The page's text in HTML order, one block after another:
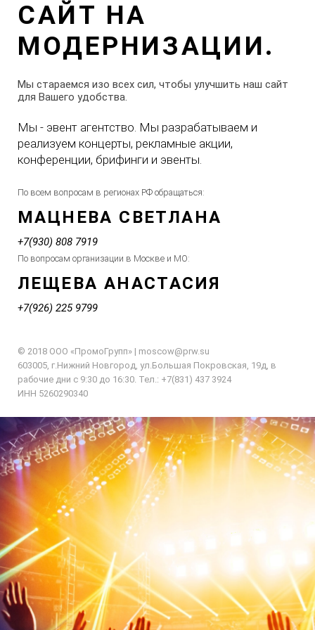
САЙТ НА
МОДЕРНИЗАЦИИ.
Мы стараемся изо всех сил, чтобы улучшить наш сайт
для Вашего удобства.
Мы - эвент агентство. Мы разрабатываем и
реализуем концерты, рекламные акции,
конференции, брифинги и эвенты.
По всем вопросам в регионах РФ обращаться:
МАЦНЕВА СВЕТЛАНА
+7(930) 808 7919
По вопросам организации в Москве и МО:
ЛЕЩЕВА АНАСТАСИЯ
+7(926) 225 9799
© 2018 ООО «ПромоГрупп» | moscow@prw.su
603005, г.Нижний Новгород, ул.Большая Покровская, 19д, в
рабочие дни с 9:30 до 16:30. Тел.: +7(831) 437 3924
ИНН 5260290340